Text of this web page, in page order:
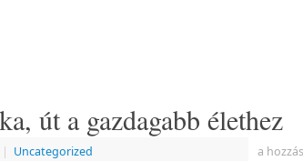
út a gazdagabb élethez
| Uncategorized a